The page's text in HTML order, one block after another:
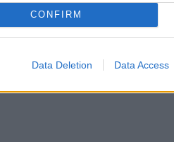
CONFIRM
Data Deletion Data Access